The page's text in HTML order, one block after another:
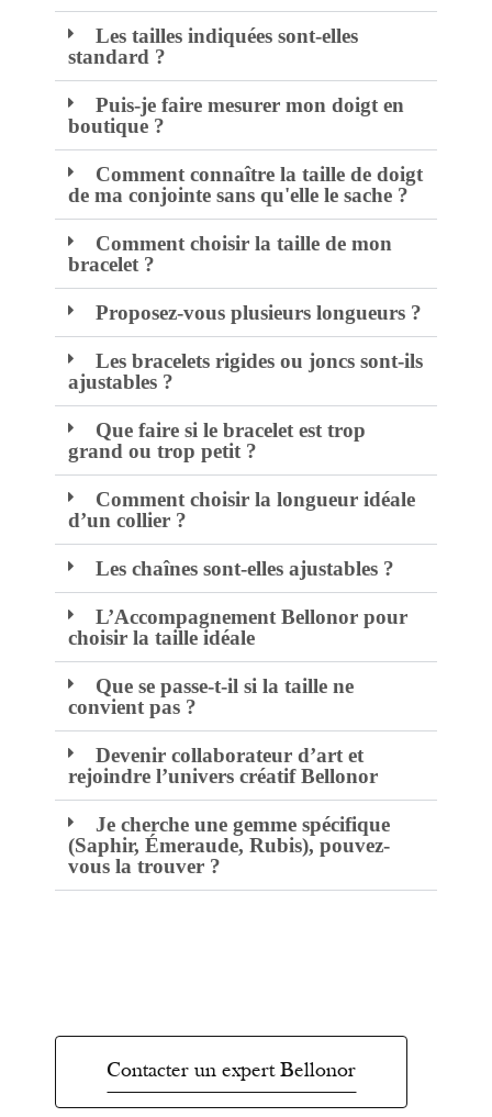
Les tailles indiquées sont-elles
standard ?
Puis-je faire mesurer mon doigt en
boutique ?
Comment connaître la taille de doigt
de ma conjointe sans qu'elle le sache ?
Comment choisir la taille de mon
bracelet ?
Proposez-vous plusieurs longueurs ?
Les bracelets rigides ou joncs sont-ils
ajustables ?
Que faire si le bracelet est trop
grand ou trop petit ?
Comment choisir la longueur idéale
d’un collier ?
Les chaînes sont-elles ajustables ?
L’Accompagnement Bellonor pour
choisir la taille idéale
Que se passe-t-il si la taille ne
convient pas ?
Devenir collaborateur d’art et
rejoindre l’univers créatif Bellonor
Je cherche une gemme spécifique
(Saphir, Émeraude, Rubis), pouvez-
vous la trouver ?
Contacter un expert Bellonor